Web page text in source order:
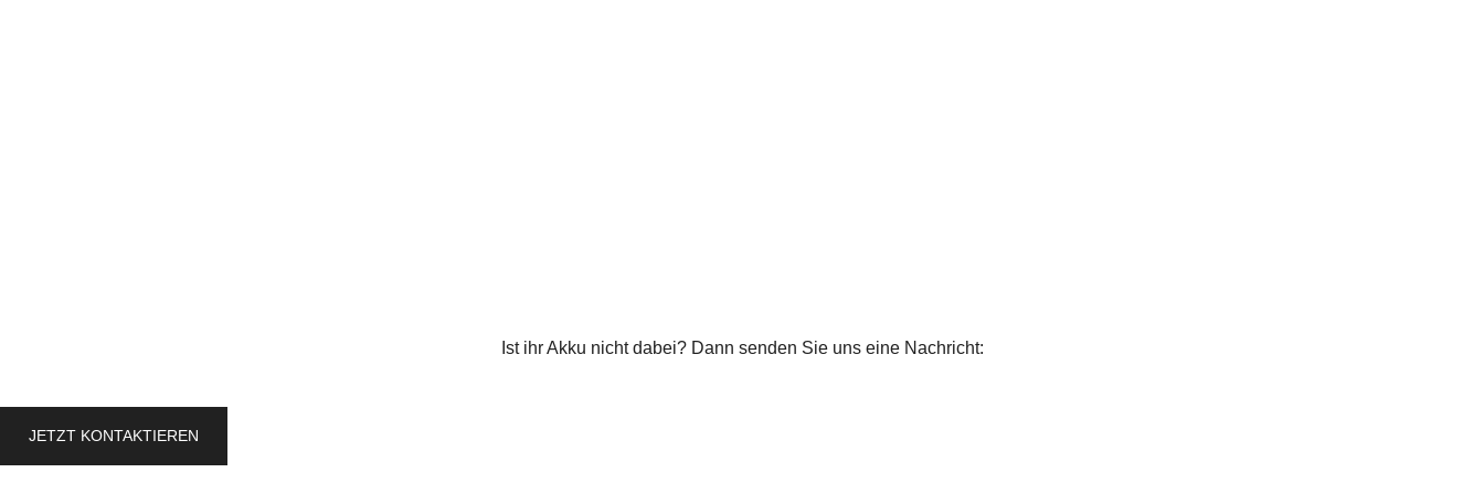
Ist ihr Akku nicht dabei? Dann senden Sie uns eine Nachricht:
JETZT KONTAKTIEREN